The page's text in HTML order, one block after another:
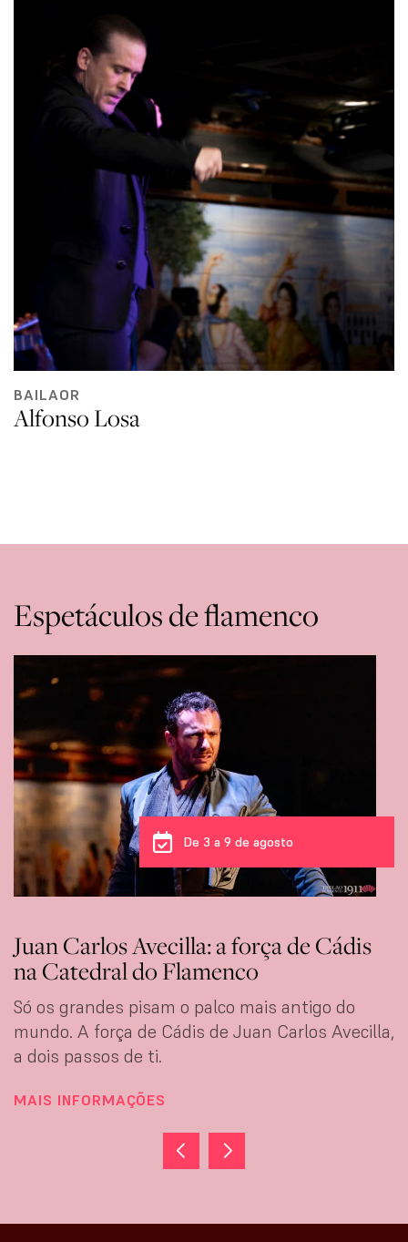
BAILAOR
Alfonso Losa
Espetáculos de flamenco
De 3 a 9 de agosto
Juan Carlos Avecilla: a força de Cádis
na Catedral do Flamenco
Só os grandes pisam o palco mais antigo do
mundo. A força de Cádis de Juan Carlos Avecilla,
a dois passos de ti.
MAIS INFORMAÇÕES